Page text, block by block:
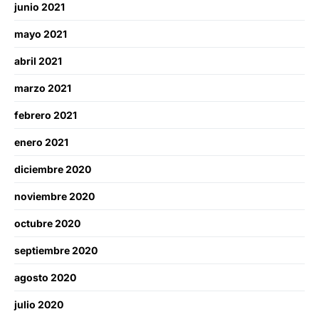
junio 2021
mayo 2021
abril 2021
marzo 2021
febrero 2021
enero 2021
diciembre 2020
noviembre 2020
octubre 2020
septiembre 2020
agosto 2020
julio 2020